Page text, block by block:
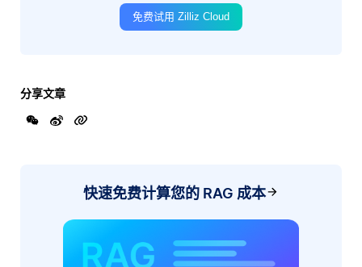
免费试用 Zilliz Cloud
分享文章
快速免费计算您的 RAG 成本